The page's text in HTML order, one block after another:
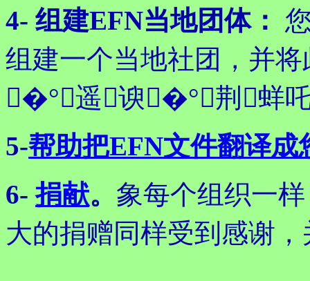
4- 组建EFN当地团体：
组建一个当地社团，并
�°遥谀�°荆蛘
5-帮助把EFN文件翻译成
6-捐献。 象每个组织一
大的捐赠同样受到感谢